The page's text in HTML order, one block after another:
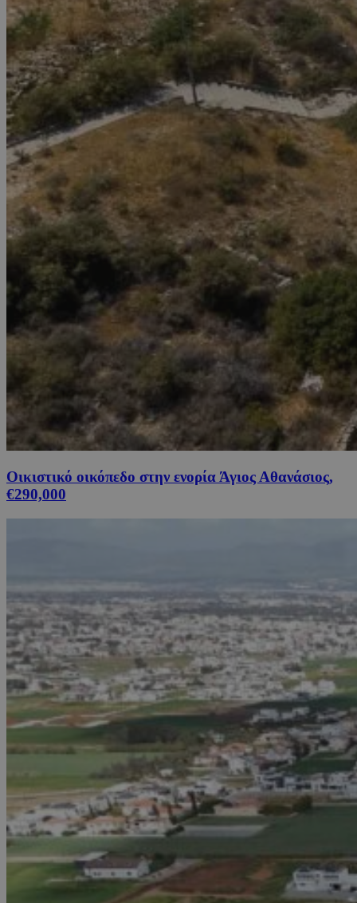
Οικιστικό οικόπεδο στην ενορία Άγιος Αθανάσιος,
€290,000